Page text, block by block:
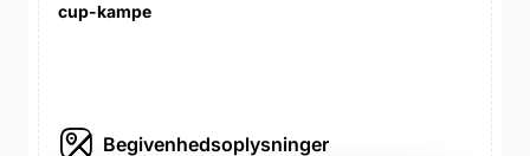
cup-kampe
Begivenhedsoplysninger